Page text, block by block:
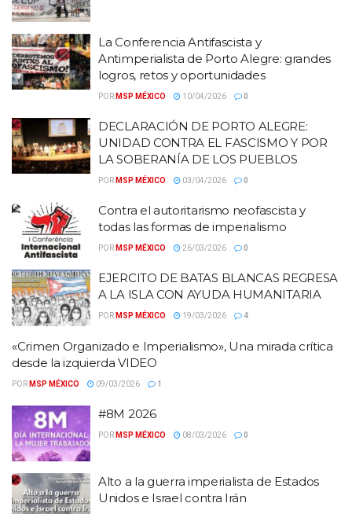
La Conferencia Antifascista y
Antimperialista de Porto Alegre: grandes
logros, retos y oportunidades
POR MSP MÉXICO 10/04/2026 0
DECLARACIÓN DE PORTO ALEGRE:
UNIDAD CONTRA EL FASCISMO Y POR
LA SOBERANÍA DE LOS PUEBLOS
POR MSP MÉXICO 03/04/2026 0
Contra el autoritarismo neofascista y
todas las formas de imperialismo
POR MSP MÉXICO 26/03/2026 0
EJERCITO DE BATAS BLANCAS REGRESA
A LA ISLA CON AYUDA HUMANITARIA
POR MSP MÉXICO 19/03/2026 4
«Crimen Organizado e Imperialismo», Una mirada crítica
desde la izquierda VIDEO
POR MSP MÉXICO 09/03/2026 1
#8M 2026
POR MSP MÉXICO 08/03/2026 0
Alto a la guerra imperialista de Estados
Unidos e Israel contra Irán